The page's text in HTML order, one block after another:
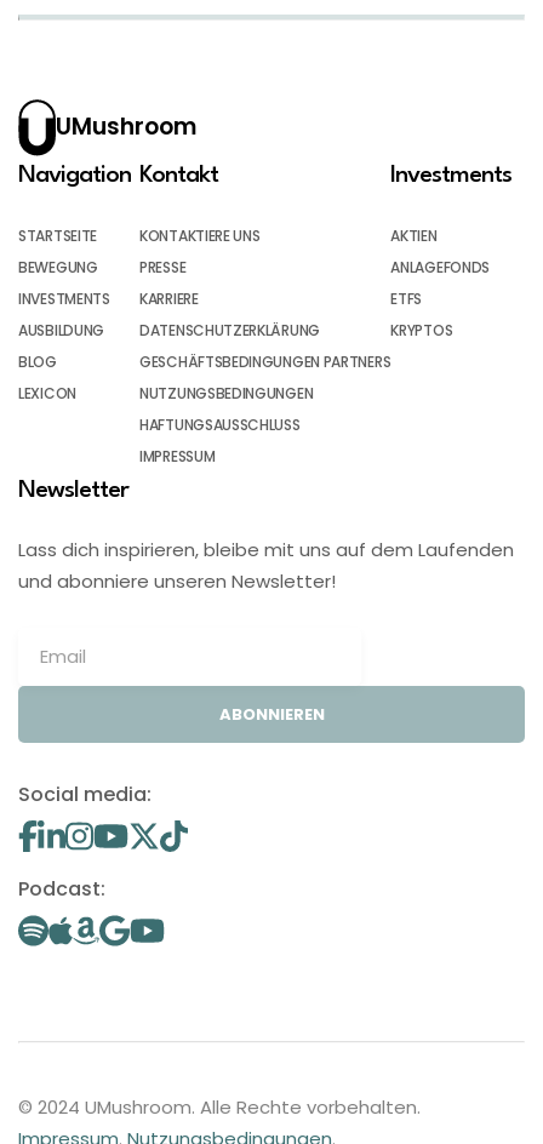
UMushroom
Navigation
STARTSEITE
BEWEGUNG
INVESTMENTS
AUSBILDUNG
BLOG
LEXICON
Kontakt
KONTAKTIERE UNS
PRESSE
KARRIERE
DATENSCHUTZERKLÄRUNG
GESCHÄFTSBEDINGUNGEN PARTNERS
NUTZUNGSBEDINGUNGEN
HAFTUNGSAUSSCHLUSS
IMPRESSUM
Investments
AKTIEN
ANLAGEFONDS
ETFS
KRYPTOS
Newsletter
Lass dich inspirieren, bleibe mit uns auf dem Laufenden
und abonniere unseren Newsletter!
ABONNIEREN
Social media:
Podcast:
© 2024 UMushroom. Alle Rechte vorbehalten.
Impressum. Nutzungsbedingungen.